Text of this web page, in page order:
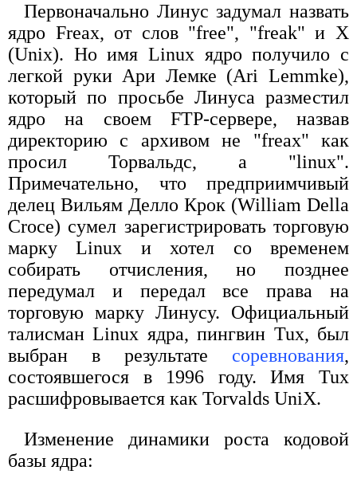
Первоначально Линус задумал назвать
ядро Freax, от слов "free", "freak" и X
(Unix). Но имя Linux ядро получило с
легкой руки Ари Лемке (Ari Lemmke),
который по просьбе Линуса разместил
ядро на своем FTP-сервере, назвав
директорию с архивом не "freax" как
просил Торвальдс, а "linux".
Примечательно, что предприимчивый
делец Вильям Делло Крок (William Della
Croce) сумел зарегистрировать торговую
марку Linux и хотел со временем
собирать отчисления, но позднее
передумал и передал все права на
торговую марку Линусу. Официальный
талисман Linux ядра, пингвин Tux, был
выбран в результате соревнования,
состоявшегося в 1996 году. Имя Tux
расшифровывается как Torvalds UniX.
Изменение динамики роста кодовой
базы ядра: